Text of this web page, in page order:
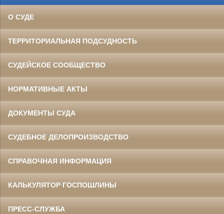
О СУДЕ
ТЕРРИТОРИАЛЬНАЯ ПОДСУДНОСТЬ
СУДЕЙСКОЕ СООБЩЕСТВО
НОРМАТИВНЫЕ АКТЫ
ДОКУМЕНТЫ СУДА
СУДЕБНОЕ ДЕЛОПРОИЗВОДСТВО
СПРАВОЧНАЯ ИНФОРМАЦИЯ
КАЛЬКУЛЯТОР ГОСПОШЛИНЫ
ПРЕСС-СЛУЖБА